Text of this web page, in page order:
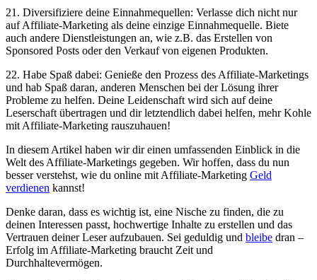
21. Diversifiziere deine Einnahmequellen: Verlasse dich nicht nur ​
auf Affiliate-Marketing​ als deine einzige Einnahmequelle. ⁣Biete
auch andere Dienstleistungen an,​ wie z.B. das Erstellen von
Sponsored Posts oder den Verkauf von eigenen ⁤Produkten.
22. Habe Spaß dabei: Genieße den Prozess des ‍Affiliate-Marketings
und hab Spaß daran, anderen Menschen ‌bei der Lösung ihrer
Probleme⁢ zu helfen.​ Deine Leidenschaft wird⁢ sich auf deine ​
Leserschaft übertragen und dir letztendlich⁤ dabei ​helfen,⁢ mehr Kohle
mit Affiliate-Marketing rauszuhauen!
In diesem Artikel⁤ haben wir dir einen umfassenden Einblick in die
Welt⁢ des Affiliate-Marketings gegeben. Wir hoffen, dass du nun
⁣besser‌ verstehst, wie du online mit Affiliate-Marketing Geld
verdienen kannst!
Denke daran, dass es wichtig ist, eine Nische zu finden, die zu
deinen Interessen ⁢passt, hochwertige Inhalte zu erstellen ​und das
Vertrauen deiner Leser​ aufzubauen. Sei geduldig und bleibe dran –
Erfolg im Affiliate-Marketing braucht Zeit und
Durchhaltevermögen.